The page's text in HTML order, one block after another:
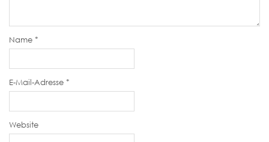
Name *
E-Mail-Adresse *
Website